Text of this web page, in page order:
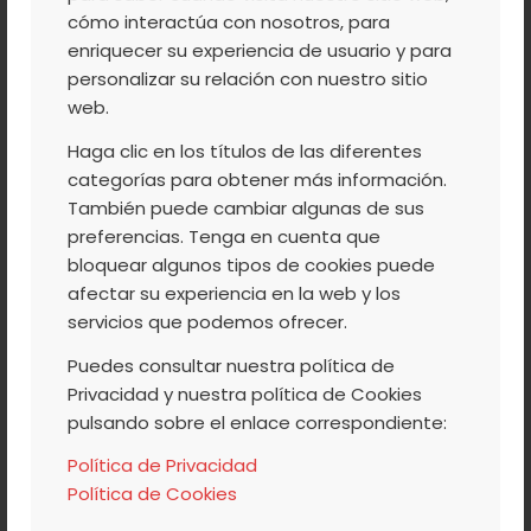
cómo interactúa con nosotros, para
enriquecer su experiencia de usuario y para
personalizar su relación con nuestro sitio
web.
Haga clic en los títulos de las diferentes
categorías para obtener más información.
También puede cambiar algunas de sus
preferencias. Tenga en cuenta que
bloquear algunos tipos de cookies puede
afectar su experiencia en la web y los
servicios que podemos ofrecer.
Puedes consultar nuestra política de
Privacidad y nuestra política de Cookies
pulsando sobre el enlace correspondiente:
Política de Privacidad
Política de Cookies
Leer más
5 JULIO, 2017
/ 0 COMENTARIOS
/ PORACVJ
NATUR, TOURISMUS VALLE DEL JERTE @DE
10 LUGARES QUE NO TE
DEBES PERDER ESTE
VERANO AL NORTE DE
CÁCERES